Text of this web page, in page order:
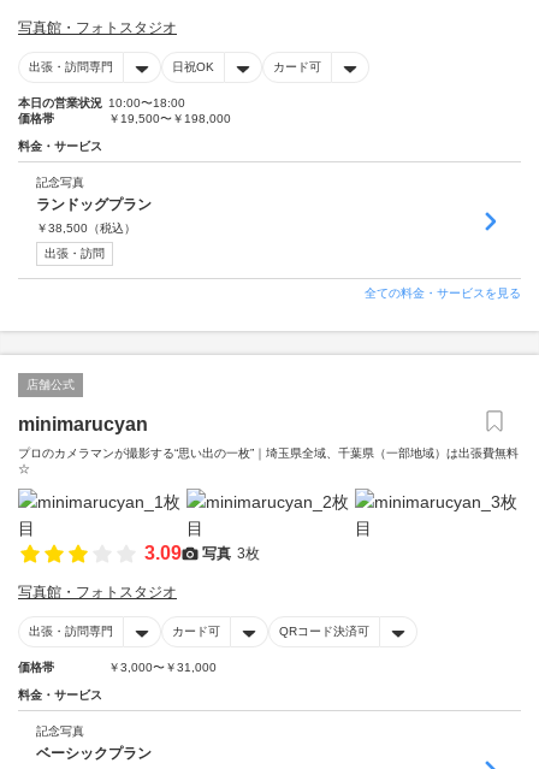
写真館・フォトスタジオ
出張・訪問専門 日祝OK カード可
本日の営業状況 10:00〜18:00
価格帯
￥19,500〜￥198,000
料金・サービス
記念写真
ランドッグプラン
￥38,500 （税込）
出張・訪問
全ての料金・サービスを見る
店舗公式
minimarucyan
プロのカメラマンが撮影する“思い出の一枚”｜埼玉県全域、千葉県（一部地域）は出張費無料
☆
3.09 写真 3枚
写真館・フォトスタジオ
出張・訪問専門 カード可 QRコード決済可
価格帯 ￥3,000〜￥31,000
料金・サービス
記念写真
ベーシックプラン